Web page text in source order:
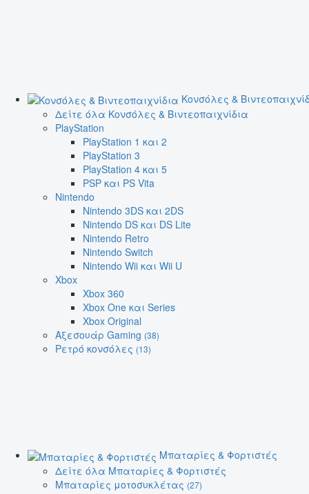
Κονσόλες &
Δείτε όλα Κονσόλες & Βιντεοπαιχνίδια
PlayStation
PlayStation 1 και 2
PlayStation 3
PlayStation 4 και 5
PSP και PS Vita
Nintendo
Nintendo 3DS και 2DS
Nintendo DS και DS Lite
Nintendo Retro
Nintendo Switch
Nintendo Wii και Wii U
Xbox
Xbox 360
Xbox One και Series
Xbox Original
Αξεσουάρ Gaming (38)
Ρετρό κονσόλες (13)
Μπαταρίες & Φορτιστές
Δείτε όλα Μπαταρίες & Φορτιστές
Μπαταρίες μοτοσυκλέτας (27)